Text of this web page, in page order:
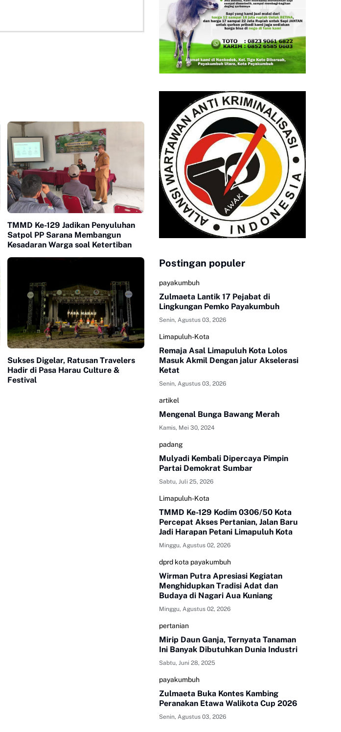
TMMD Ke-129 Jadikan Penyuluhan
Satpol PP Sarana Membangun
Kesadaran Warga soal Ketertiban
Sukses Digelar, Ratusan Travelers
Hadir di Pasa Harau Culture &
Festival
Postingan populer
payakumbuh
Zulmaeta Lantik 17 Pejabat di
Lingkungan Pemko Payakumbuh
Senin, Agustus 03, 2026
Limapuluh-Kota
Remaja Asal Limapuluh Kota Lolos
Masuk Akmil Dengan jalur Akselerasi
Ketat
Senin, Agustus 03, 2026
artikel
Mengenal Bunga Bawang Merah
Kamis, Mei 30, 2024
padang
Mulyadi Kembali Dipercaya Pimpin
Partai Demokrat Sumbar
Sabtu, Juli 25, 2026
Limapuluh-Kota
TMMD Ke-129 Kodim 0306/50 Kota
Percepat Akses Pertanian, Jalan Baru
Jadi Harapan Petani Limapuluh Kota
Minggu, Agustus 02, 2026
dprd kota payakumbuh
Wirman Putra Apresiasi Kegiatan
Menghidupkan Tradisi Adat dan
Budaya di Nagari Aua Kuniang
Minggu, Agustus 02, 2026
pertanian
Mirip Daun Ganja, Ternyata Tanaman
Ini Banyak Dibutuhkan Dunia Industri
Sabtu, Juni 28, 2025
payakumbuh
Zulmaeta Buka Kontes Kambing
Peranakan Etawa Walikota Cup 2026
Senin, Agustus 03, 2026